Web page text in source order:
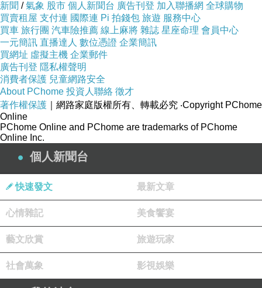
新聞 /氣象 股市 個人新聞台 廣告刊登 加入聯播網 全球購物
買賣租屋 支付連 國際連 Pi 拍錢包 旅遊 服務中心
買車 旅行團 汽車險推薦 線上麻將 雜誌 星座命理 會員中心
一元簡訊 直播達人 數位憑證 企業簡訊
買網址 虛擬主機 企業郵件
廣告刊登 隱私權聲明
消費者保護 兒童網路安全
About PChome 投資人聯絡 徵才
著作權保護 ｜網路家庭版權所有、轉載必究 ‧Copyright PChome
Online
PChome Online and PChome are trademarks of PChome
Online Inc.
個人新聞台
快速發文 最新文章
心情雜記 美食饗宴
藝文欣賞 旅遊玩家
社會萬象 影視娛樂